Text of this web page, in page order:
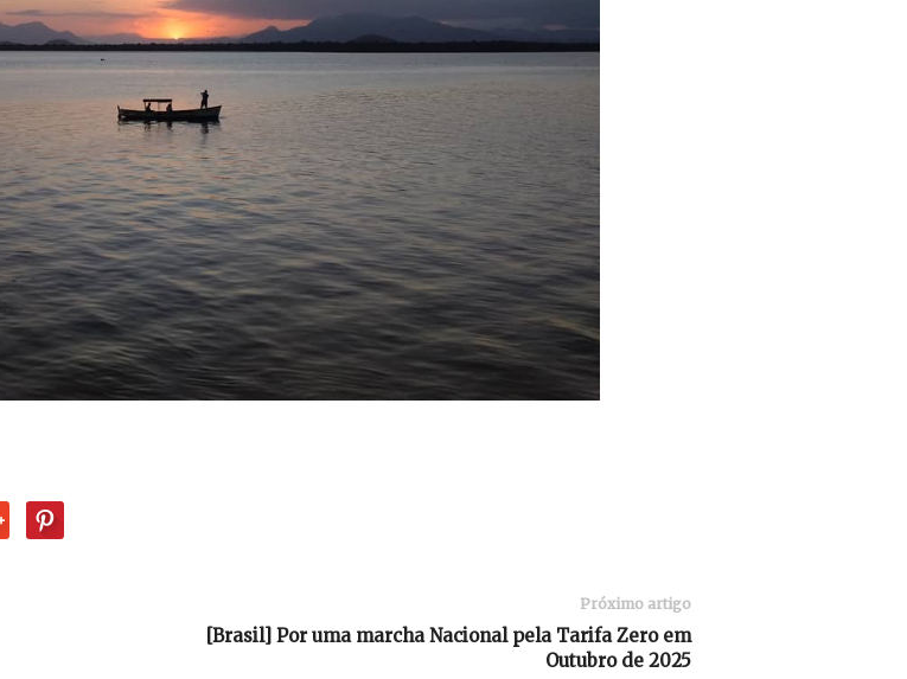
Próximo artigo
[Brasil] Por uma marcha Nacional pela Tarifa Zero em
Outubro de 2025